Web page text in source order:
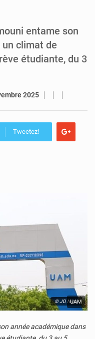
entame son
climat de
étudiante, du 3
2025
Tweetez!
© JD Niger
UAM
année académique dans